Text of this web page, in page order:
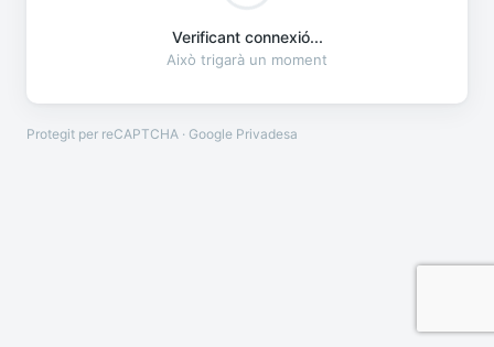
Verificant connexió...
Això trigarà un moment
Protegit per reCAPTCHA · Google Privadesa